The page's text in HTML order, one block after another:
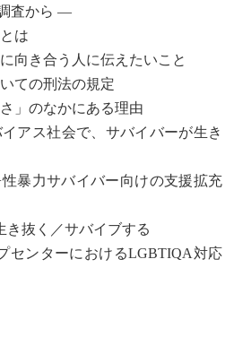
査から ―
は
向き合う人に伝えたいこと
ての刑法の規定
」のなかにある理由
アス社会で、サバイバーが生き
暴力サバイバー向けの支援拡充
抜く／サバイブする
ンターにおけるLGBTIQA対応